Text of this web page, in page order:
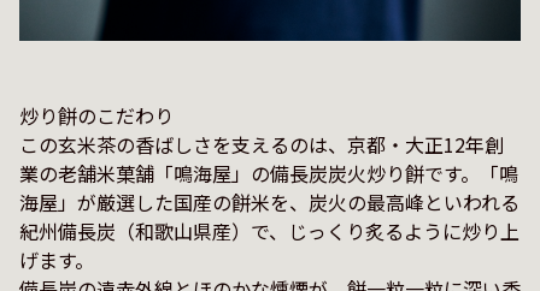
炒り餅のこだわり
この玄米茶の香ばしさを支えるのは、京都・大正12年創
業の老舗米菓舗「鳴海屋」の備長炭炭火炒り餅です。「鳴
海屋」が厳選した国産の餅米を、炭火の最高峰といわれる
紀州備長炭（和歌山県産）で、じっくり炙るように炒り上
げます。